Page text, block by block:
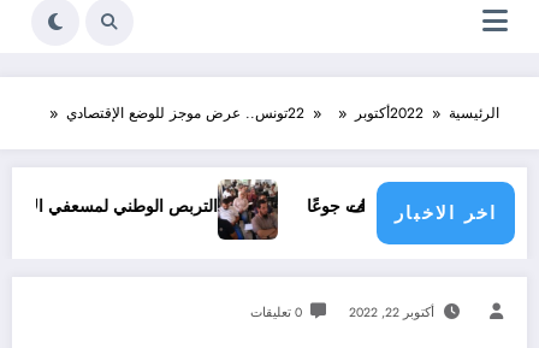
الرئيسية 2022أكتوبر 22تونس.. عرض موجز للوضع الإقتصادي
اخر الاخبار
فمات جوعًا التربص الوطني لمسعفي الأندية والفرق
أكتوبر 22, 2022 0 تعليقات